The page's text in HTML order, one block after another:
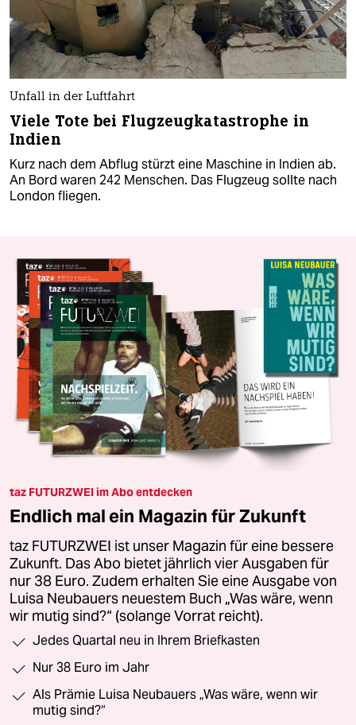
Unfall in der Luftfahrt
Viele Tote bei Flugzeugkatastrophe in
Indien
Kurz nach dem Abflug stürzt eine Maschine in Indien ab.
An Bord waren 242 Menschen. Das Flugzeug sollte nach
London fliegen.
taz FUTURZWEI im Abo entdecken
Endlich mal ein Magazin für Zukunft
taz FUTURZWEI ist unser Magazin für eine bessere
Zukunft. Das Abo bietet jährlich vier Ausgaben für
nur 38 Euro. Zudem erhalten Sie eine Ausgabe von
Luisa Neubauers neuestem Buch „Was wäre, wenn
wir mutig sind?“ (solange Vorrat reicht).
Jedes Quartal neu in Ihrem Briefkasten
Nur 38 Euro im Jahr
Als Prämie Luisa Neubauers „Was wäre, wenn wir
mutig sind?“